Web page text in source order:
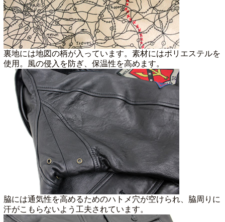
裏地には地図の柄が入っています。素材にはポリエステルを
使用。風の侵入を防ぎ、保温性を高めます。
脇には通気性を高めるためのハトメ穴が空けられ、脇周りに
汗がこもらないよう工夫されています。